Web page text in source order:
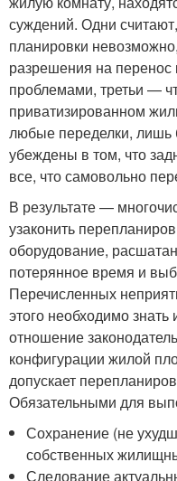
суждений. Одни
планировки
разрешения на
проблемами, третьи —
приватизированном
любые переделки, лишь
убеждены в том, что
все, что самовольно
В результате —
узаконить
оборудование,
потерянное время и
Перечисленных
этого необходимо
отношение
конфигурации жилой
допускает
Обязательными для
Сохранение (не
собственных
Следование